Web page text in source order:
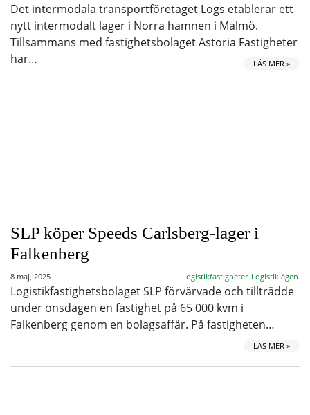
Det intermodala transportföretaget Logs etablerar ett
nytt intermodalt lager i Norra hamnen i Malmö.
Tillsammans med fastighetsbolaget Astoria Fastigheter
har…
LÄS MER »
SLP köper Speeds Carlsberg-lager i
Falkenberg
8 maj, 2025 Logistikfastigheter Logistiklägen
Logistikfastighetsbolaget SLP förvärvade och tillträdde
under onsdagen en fastighet på 65 000 kvm i
Falkenberg genom en bolagsaffär. På fastigheten…
LÄS MER »